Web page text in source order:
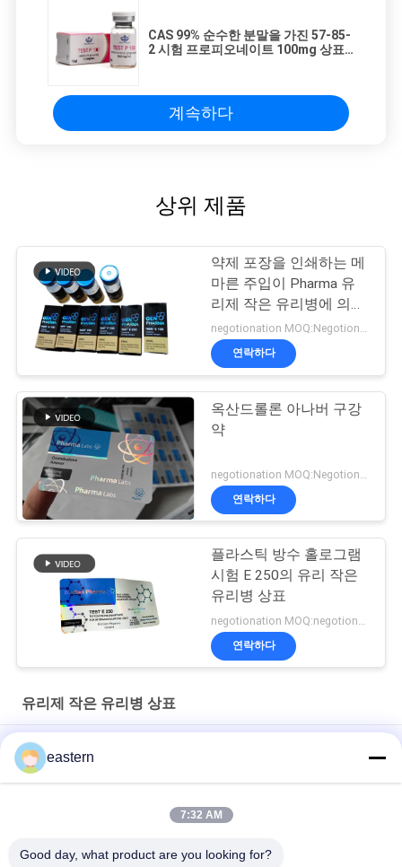
CAS 99% 순수한 분말을 가진 57-85-
2 시험 프로피오네이트 100mg 상표
계속하다
상위 제품
약제 포장을 인쇄하는 메
마른 주입이 Pharma 유
리제 작은 유리병에 의하
여 레테르를 붙입니다
negotionation MOQ:Negotionation
연락하다
옥산드롤론 아나버 구강
약
negotionation MOQ:Negotionation
연락하다
플라스틱 방수 홀로그램
시험 E 250의 유리 작은
유리병 상표
negotionation MOQ:negotionation
연락하다
유리제 작은 유리병 상표
Somatropin HG 176-191 2mlx10 레이블이 있는 유리 바이알
전 세트 Paer Instrution를 가진 tren 아세테이트 작은 유리병 작은
eastern
7:32 AM
Good day, what product are you looking for?